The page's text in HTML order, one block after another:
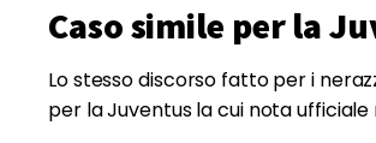
Caso simile per la
Lo stesso discorso fatto per i
per la Juventus la cui nota ufficiale